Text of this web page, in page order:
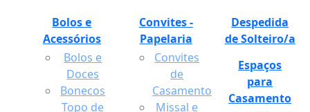
Bolos e
Acessórios
Bolos e
Doces
Bonecos
Topo de
Convites -
Papelaria
Convites
de
Casamento
Missal e
Despedida
de Solteiro/a
Espaços
para
Casamento